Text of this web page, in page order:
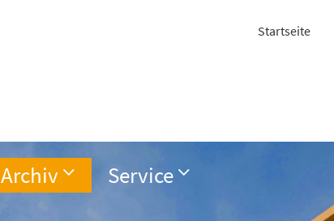
Startseite
Archiv Service